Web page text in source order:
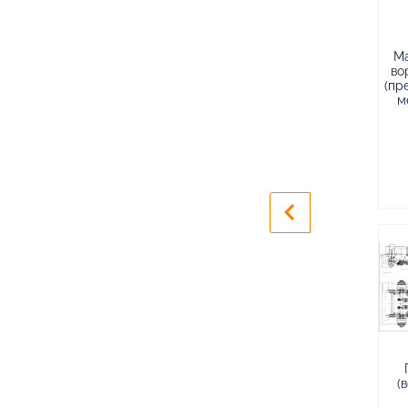
keyboard_arrow_left